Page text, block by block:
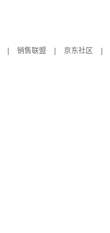
销售联盟 京东社区